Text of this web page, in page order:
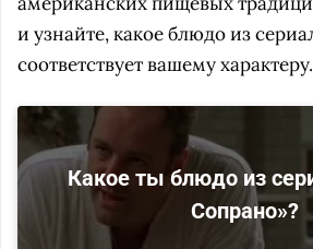
и узнайте, какое блюдо из
соответствует вашему
Какое ты блюдо из
Сопрано»?